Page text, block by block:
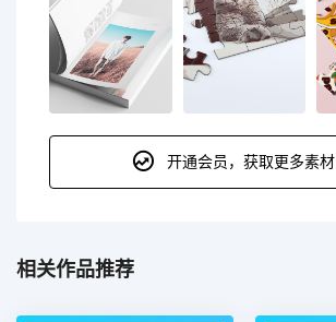
开通会员，获取更多素材
相关作品推荐